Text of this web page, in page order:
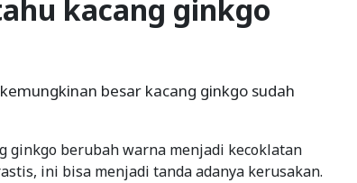
kacang ginkgo
besar kacang ginkgo sudah
ginkgo berubah warna menjadi kecoklatan
ini bisa menjadi tanda adanya kerusakan.